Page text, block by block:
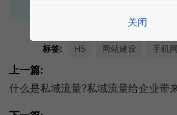
标签: H5 网站建设 手机
上一篇:
什么是私域流量?私域流量给企业带
关闭